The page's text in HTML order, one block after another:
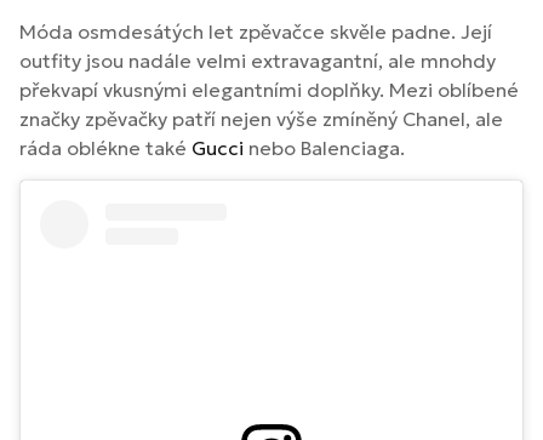
Móda osmdesátých let zpěvačce skvěle padne. Její
outfity jsou nadále velmi extravagantní, ale mnohdy
překvapí vkusnými elegantními doplňky. Mezi oblíbené
značky zpěvačky patří nejen výše zmíněný Chanel, ale
ráda oblékne také Gucci nebo Balenciaga.